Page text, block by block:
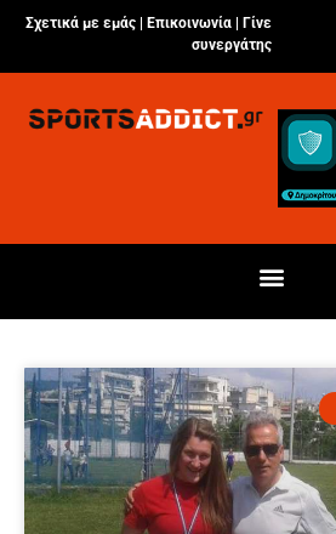
Σχετικά με εμάς | Επικοινωνία
Γίνε
συνεργάτης